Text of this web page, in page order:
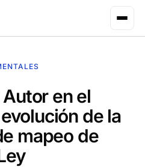
en el
de la
mapeo de